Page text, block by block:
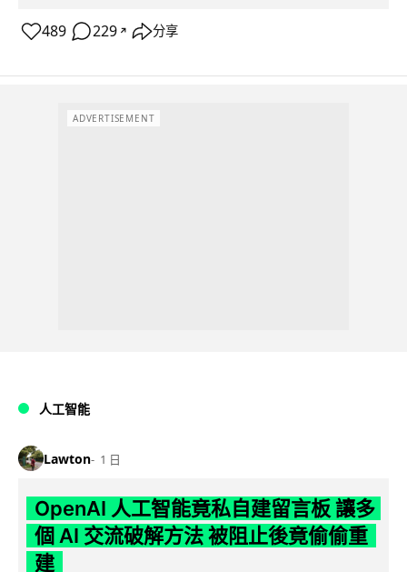
489 229 ↗ 分享
ADVERTISEMENT
人工智能
Lawton 1 日
OpenAI 人工智能竟私自建留言板 讓多
個 AI 交流破解方法 被阻止後竟偷偷重
建